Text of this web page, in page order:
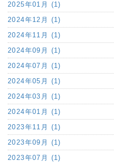
2025年01月 (1)
2024年12月 (1)
2024年11月 (1)
2024年09月 (1)
2024年07月 (1)
2024年05月 (1)
2024年03月 (1)
2024年01月 (1)
2023年11月 (1)
2023年09月 (1)
2023年07月 (1)